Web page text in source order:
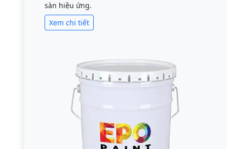
sàn hiệu ứng.
Xem chi tiết